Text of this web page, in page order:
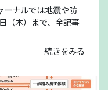
ーナルでは地震や防
（木）まで、全記事
続きをみる